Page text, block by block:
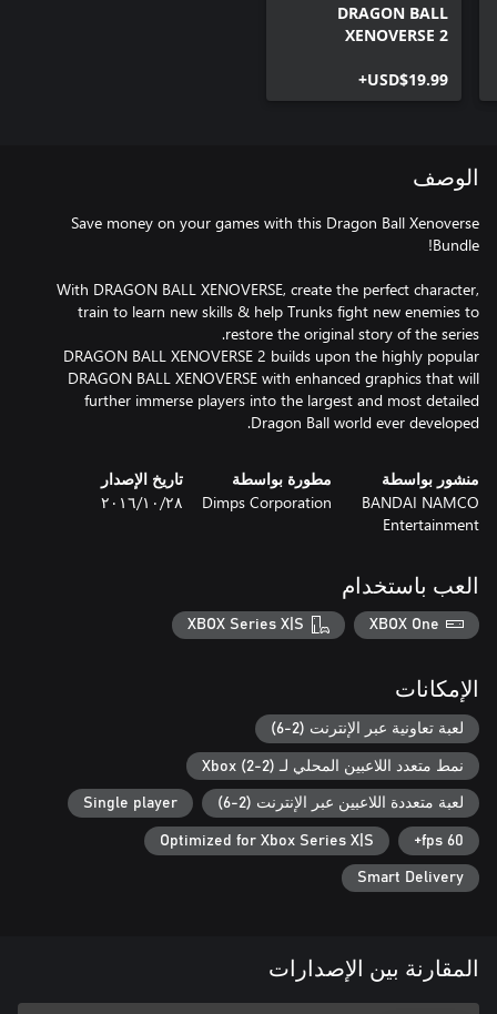
DRAGON BALL
XENOVERSE 2
USD$19.99+
الوصف
Save money on your games with this Dragon Ball Xenoverse
With DRAGON BALL XENOVERSE, create the perfect character,
train to learn new skills & help Trunks fight new enemies to
DRAGON BALL XENOVERSE 2 builds upon the highly popular
DRAGON BALL XENOVERSE with enhanced graphics that will
further immerse players into the largest and most detailed
Dragon Ball world ever developed.
منشور بواسطة
BANDAI NAMCO
Entertainment
مطورة بواسطة
Dimps Corporation
تاريخ الإصدار
٢٨‏/١٠‏/٢٠١٦
العب باستخدام
XBOX One
XBOX Series X|S
الإمكانات
لعبة تعاونية عبر الإنترنت (2-6)
نمط متعدد اللاعبين المحلي لـ Xbox (2-2)
لعبة متعددة اللاعبين عبر الإنترنت (2-6) Single player
60 fps+
Optimized for Xbox Series X|S
Smart Delivery
المقارنة بين الإصدارات